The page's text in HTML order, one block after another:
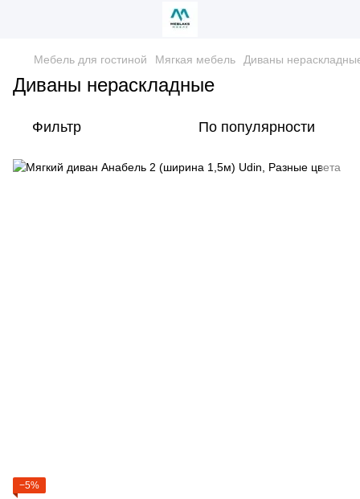
Мебель для гостиной Мягкая мебель Диваны
Диваны нераскладные
Фильтр По популярности
−5%